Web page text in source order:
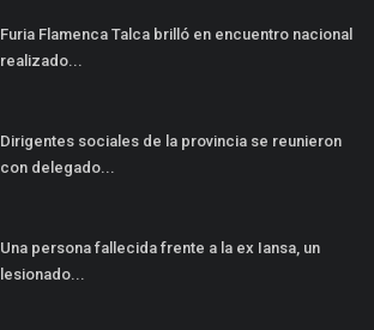
Furia Flamenca Talca brilló en encuentro nacional
realizado...
Dirigentes sociales de la provincia se reunieron
con delegado...
Una persona fallecida frente a la ex Iansa, un
lesionado...